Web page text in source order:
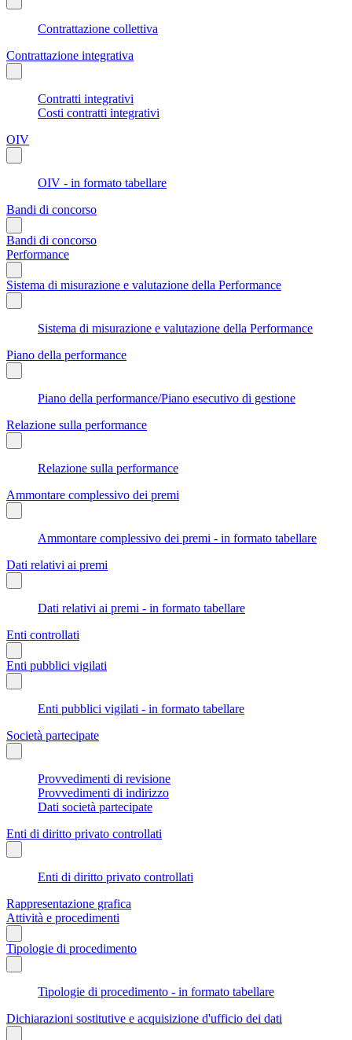
Contrattazione collettiva
Contrattazione integrativa
Contratti integrativi
Costi contratti integrativi
OIV
OIV - in formato tabellare
Bandi di concorso
Bandi di concorso
Performance
Sistema di misurazione e valutazione della Performance
Sistema di misurazione e valutazione della Performance
Piano della performance
Piano della performance/Piano esecutivo di gestione
Relazione sulla performance
Relazione sulla performance
Ammontare complessivo dei premi
Ammontare complessivo dei premi - in formato tabellare
Dati relativi ai premi
Dati relativi ai premi - in formato tabellare
Enti controllati
Enti pubblici vigilati
Enti pubblici vigilati - in formato tabellare
Società partecipate
Provvedimenti di revisione
Provvedimenti di indirizzo
Dati società partecipate
Enti di diritto privato controllati
Enti di diritto privato controllati
Rappresentazione grafica
Attività e procedimenti
Tipologie di procedimento
Tipologie di procedimento - in formato tabellare
Dichiarazioni sostitutive e acquisizione d'ufficio dei dati